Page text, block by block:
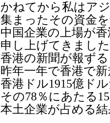
かねてから私はア
集まったその資金
中国企業の上場が
申し上げてきまし
香港の新聞が報ず
昨年一年で香港で
香港ドル1915億ド
その78％にあたる
本土企業が占める